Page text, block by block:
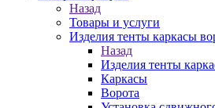
Назад
Товары и услуги
Изделия тенты каркасы
Назад
Изделия тенты
Каркасы
Ворота